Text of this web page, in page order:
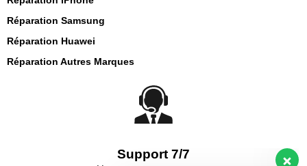
Réparation Samsung
Réparation Huawei
Réparation Autres Marques
Support 7/7
Notre service client est là pour
répondre à vos questions.
Bonjour, comment puis-je vous